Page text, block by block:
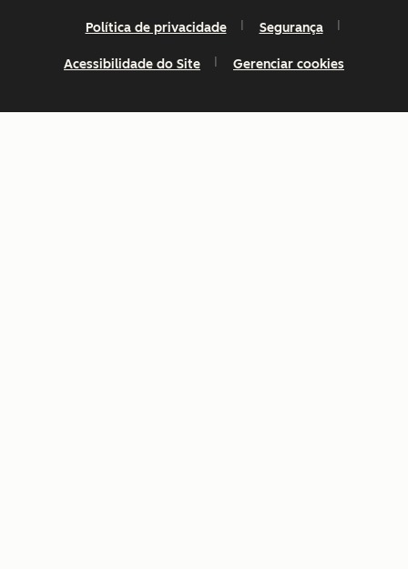
Política de privacidade Segurança
Acessibilidade do Site Gerenciar cookies